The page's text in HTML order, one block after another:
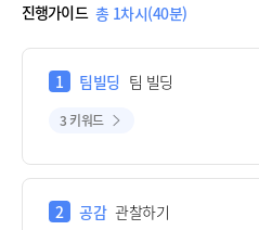
진행가이드 총 1차시(40분)
1 팀빌딩 팀 빌딩
3 키워드
2 공감 관찰하기